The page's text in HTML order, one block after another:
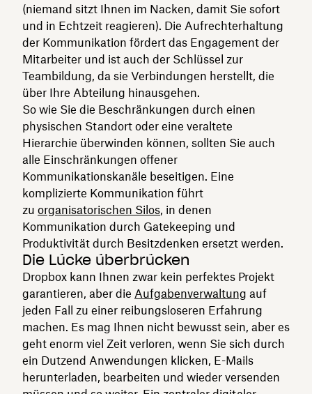
(niemand sitzt Ihnen im Nacken, damit Sie sofort
und in Echtzeit reagieren). Die Aufrechterhaltung
der Kommunikation fördert das Engagement der
Mitarbeiter und ist auch der Schlüssel zur
Teambildung, da sie Verbindungen herstellt, die
über Ihre Abteilung hinausgehen.
So wie Sie die Beschränkungen durch einen
physischen Standort oder eine veraltete
Hierarchie überwinden können, sollten Sie auch
alle Einschränkungen offener
Kommunikationskanäle beseitigen. Eine
komplizierte Kommunikation führt
zu organisatorischen Silos, in denen
Kommunikation durch Gatekeeping und
Produktivität durch Besitzdenken ersetzt werden.
Die Lücke überbrücken
Dropbox kann Ihnen zwar kein perfektes Projekt
garantieren, aber die Aufgabenverwaltung auf
jeden Fall zu einer reibungsloseren Erfahrung
machen. Es mag Ihnen nicht bewusst sein, aber es
geht enorm viel Zeit verloren, wenn Sie sich durch
ein Dutzend Anwendungen klicken, E-Mails
herunterladen, bearbeiten und wieder versenden